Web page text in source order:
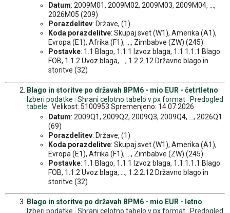
Datum: 2009M01, 2009M02, 2009M03, 2009M04, ...,
2026M05 (209)
Porazdelitev: Države, (1)
Koda porazdelitve: Skupaj svet (W1), Amerika (A1),
Evropa (E1), Afrika (F1), ..., Zimbabve (ZW) (245)
Postavke: 1.1 Blago, 1.1.1 Izvoz blaga, 1.1.1.1.1 Blago
FOB, 1.1.2 Uvoz blaga, ..., 1.2.2.12 Državno blago in
storitve (32)
Blago in storitve po državah BPM6 - mio EUR - četrtletno
Izberi podatke
Shrani celotno tabelo v px format
Predogled
tabele
Velikost: 5100953 Spremenjeno: 14.07.2026
Datum: 2009Q1, 2009Q2, 2009Q3, 2009Q4, ..., 2026Q1
(69)
Porazdelitev: Države, (1)
Koda porazdelitve: Skupaj svet (W1), Amerika (A1),
Evropa (E1), Afrika (F1), ..., Zimbabve (ZW) (245)
Postavke: 1.1 Blago, 1.1.1 Izvoz blaga, 1.1.1.1.1 Blago
FOB, 1.1.2 Uvoz blaga, ..., 1.2.2.12 Državno blago in
storitve (32)
Blago in storitve po državah BPM6 - mio EUR - letno
Izberi podatke
Shrani celotno tabelo v px format Predogled